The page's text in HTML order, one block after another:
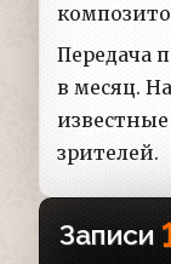
Передача
в месяц.
зрителей.
Записи